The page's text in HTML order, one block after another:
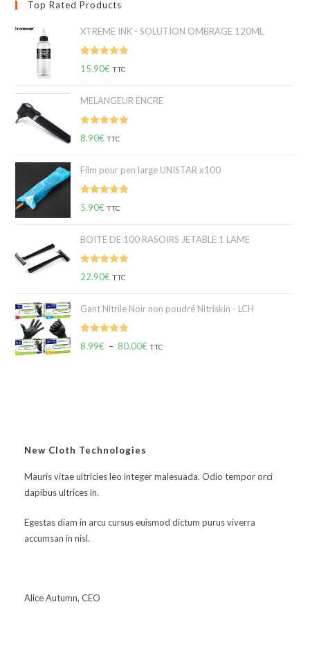
Top Rated Products
XTREME INK - SOLUTION OMBRAGE 120ML
Note5.00
15.90€ TTC
MELANGEUR ENCRE
Note 5.00
8.90€ TTC
Film pour pen large UNISTAR x100
Note 5.00
5.90€ TTC
BOITE DE 100 RASOIRS JETABLE 1 LAME
Note5.00
22.90€ TTC
Gant Nitrile Noir non poudré Nitriskin - LCH
Note 5.00
8.99€ – 80.00€ TTC
New Cloth Technologies
Mauris vitae ultricies leo integer malesuada. Odio tempor orci
dapibus ultrices in.
Egestas diam in arcu cursus euismod dictum purus viverra
accumsan in nisl.
Alice Autumn, CEO